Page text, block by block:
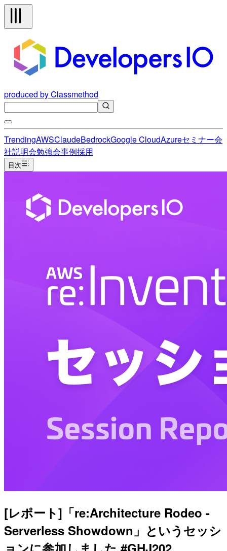
produced by Classmethod
TrendingAWSClaudeBedrockGoogle CloudAzureセミナー会
社説明会勉強会事例採用
目次
[レポート]「re:Architecture Rodeo -
Serverless Showdown」というセッシ